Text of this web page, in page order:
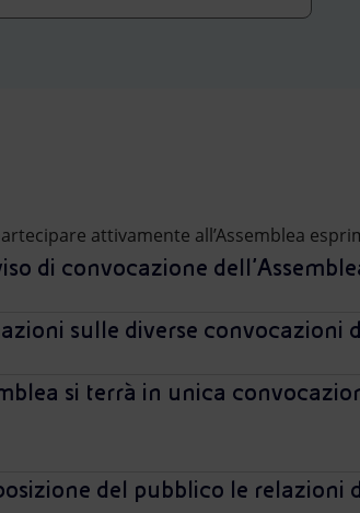
attivamente all’Assemblea
di convocazione
sulle diverse convocazioni
si terrà in unica
del pubblico le relazioni